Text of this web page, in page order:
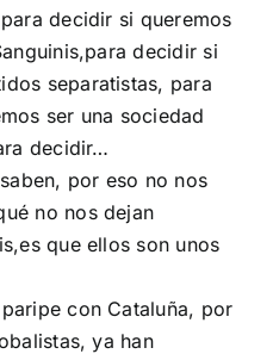
decidir si queremos
decidir si
separatistas, para
ser una sociedad
decidir…
por eso no nos
no nos dejan
que ellos son unos
con Cataluña, por
ya han